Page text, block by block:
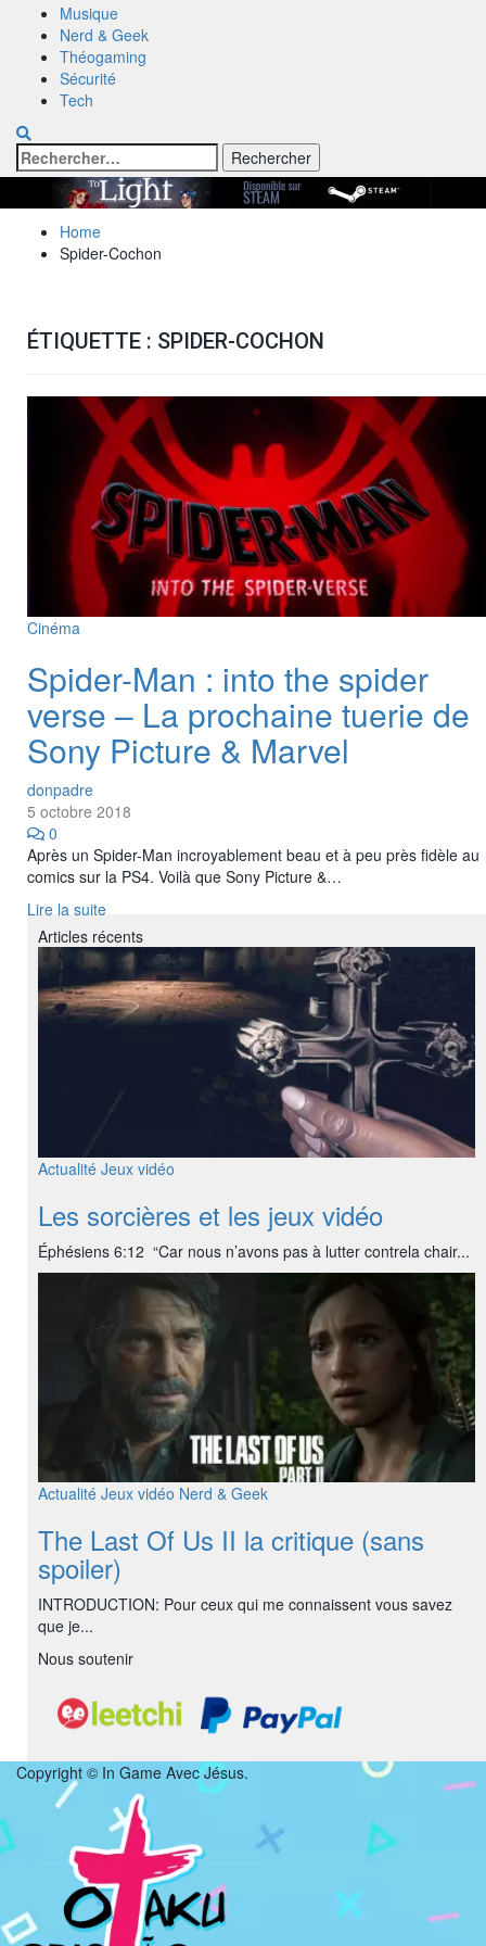
Musique
Nerd & Geek
Théogaming
Sécurité
Tech
Rechercher :
Home
Spider-Cochon
ÉTIQUETTE : SPIDER-COCHON
Cinéma
Spider-Man : into the spider
verse – La prochaine tuerie de
Sony Picture & Marvel
donpadre
5 octobre 2018
0
Après un Spider-Man incroyablement beau et à peu près fidèle au
comics sur la PS4. Voilà que Sony Picture &…
Lire la suite
Articles récents
Actualité Jeux vidéo
Les sorcières et les jeux vidéo
Éphésiens 6:12 “Car nous n’avons pas à lutter contrela chair...
Actualité Jeux vidéo Nerd & Geek
The Last Of Us II la critique (sans
spoiler)
INTRODUCTION: Pour ceux qui me connaissent vous savez
que je...
Nous soutenir
Copyright © In Game Avec Jésus.